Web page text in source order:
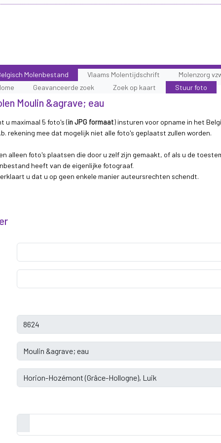
Molenbestand
Geavanceerde zoek Zoek op kaart Stuur foto
Vlaams Molentijdschrift Molenzorg
Moulin &agrave; eau
u maximaal 5 foto's (in JPG formaat) insturen voor opname in het
rekening mee dat mogelijk niet alle foto's geplaatst zullen worden.
alleen foto's plaatsen die door u zelf zijn gemaakt, of als u de
heeft van de eigenlijke fotograaf.
u dat u op geen enkele manier auteursrechten schendt.